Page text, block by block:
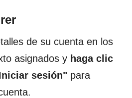
de su cuenta en los
asignados y haga clic
sesión" para